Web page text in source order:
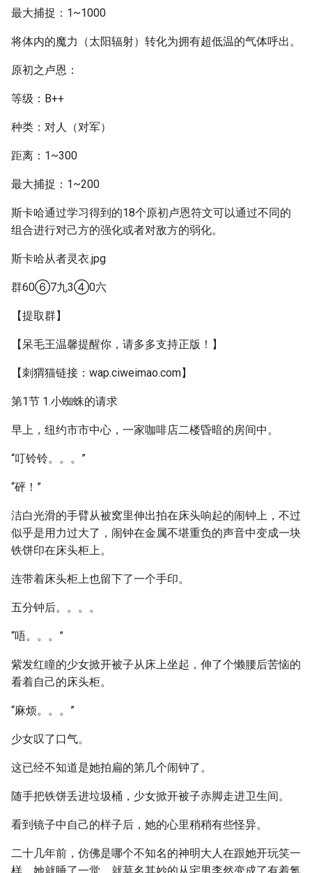
最大捕捉：1~1000
将体内的魔力（太阳辐射）转化为拥有超低温的气体呼出。
原初之卢恩：
等级：B++
种类：对人（对军）
距离：1~300
最大捕捉：1~200
斯卡哈通过学习得到的18个原初卢恩符文可以通过不同的
组合进行对己方的强化或者对敌方的弱化。
斯卡哈从者灵衣.jpg
群60⑥7九3④0六
【提取群】
【呆毛王温馨提醒你，请多多支持正版！】
【刺猬猫链接：wap.ciweimao.com】
第1节 1.小蜘蛛的请求
早上，纽约市市中心，一家咖啡店二楼昏暗的房间中。
“叮铃铃。。。”
“砰！”
洁白光滑的手臂从被窝里伸出拍在床头响起的闹钟上，不过
似乎是用力过大了，闹钟在金属不堪重负的声音中变成一块
铁饼印在床头柜上。
连带着床头柜上也留下了一个手印。
五分钟后。。。。
“唔。。。”
紫发红瞳的少女掀开被子从床上坐起，伸了个懒腰后苦恼的
看着自己的床头柜。
“麻烦。。。”
少女叹了口气。
这已经不知道是她拍扁的第几个闹钟了。
随手把铁饼丢进垃圾桶，少女掀开被子赤脚走进卫生间。
看到镜子中自己的样子后，她的心里稍稍有些怪异。
二十几年前，仿佛是哪个不知名的神明大人在跟她开玩笑一
样，她就睡了一觉，就莫名其妙的从宅男李然变成了有着氪